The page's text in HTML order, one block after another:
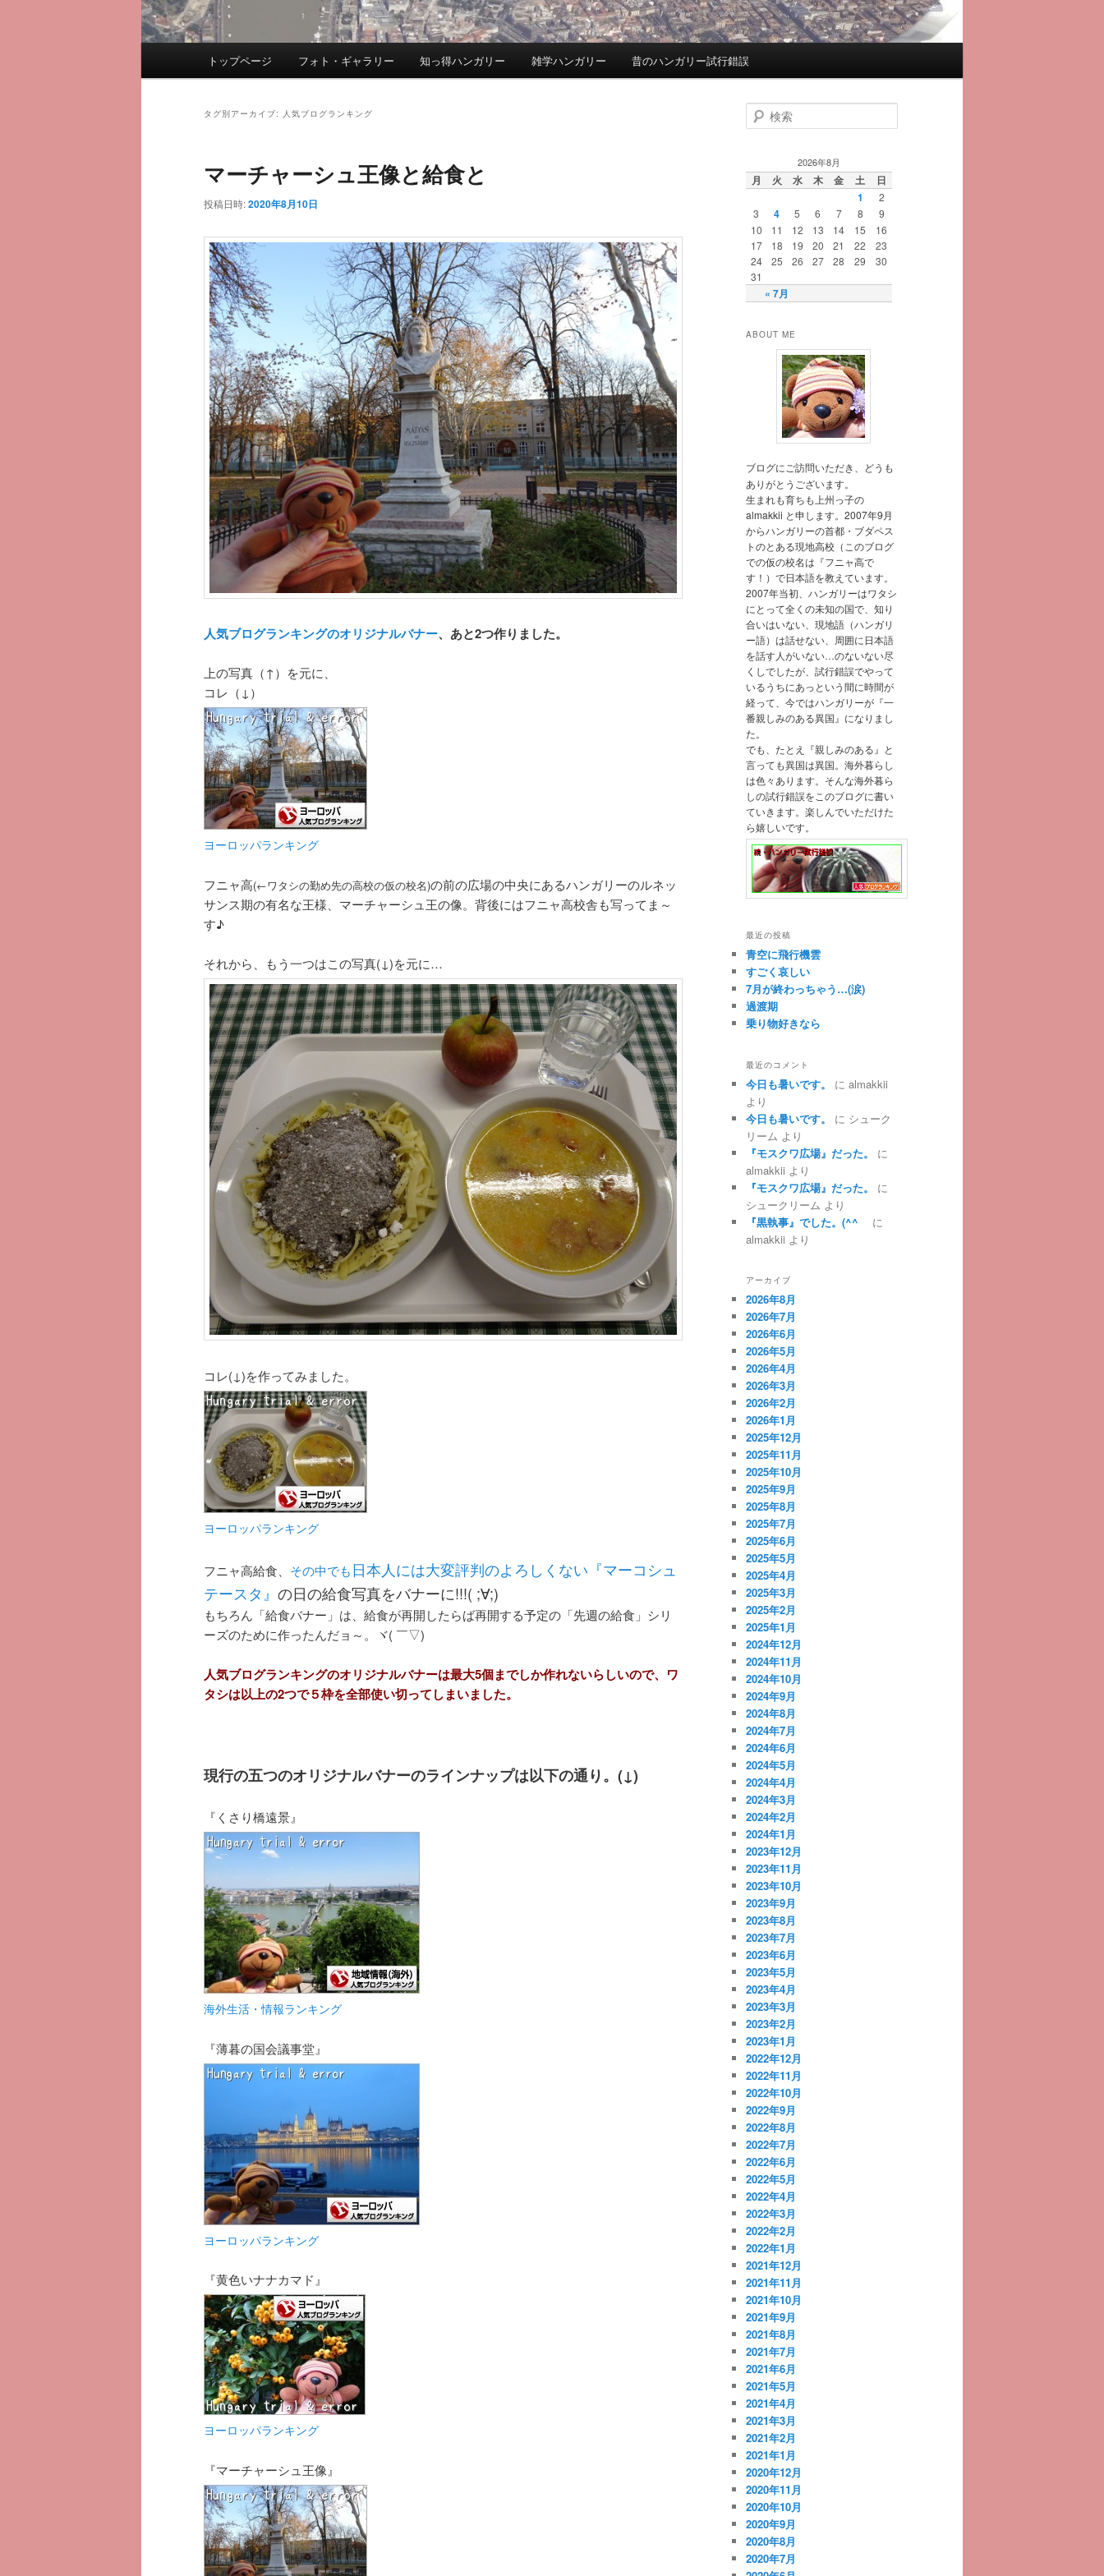
メ
テ
ン
ツ
へ
移
動
サ
ン
ツ
へ
移
動
トップページ フォト・ギャラリー 知っ得ハンガリー 雑学ハンガリー 昔のハンガリー試行錯誤
タグ別アーカイブ: 人気ブログランキング
マーチャーシュ王像と給食と
投稿日時:2020年8月10日
人気ブログランキングのオリジナルバナー、あと2つ作りました。
上の写真（↑）を元に、
コレ（↓）
ヨーロッパランキング
フニャ高(←ワタシの勤め先の高校の仮の校名)の前の広場の中央にあるハンガリーのルネッ
サンス期の有名な王様、マーチャーシュ王の像。背後にはフニャ高校舎も写ってま～
す♪
それから、もう一つはこの写真(↓)を元に…
コレ(↓)を作ってみました。
ヨーロッパランキング
フニャ高給食、 その中でも日本人には大変評判のよろしくない『マーコシュ
テースタ』 の日の給食写真をバナーに!!!( ;∀;)
もちろん「給食バナー」は、給食が再開したらば再開する予定の「先週の給食」シリ
ーズのために作ったんだョ～。ヾ( ￣▽)ゞ
人気ブログランキングのオリジナルバナーは最大5個までしか作れないらしいので、ワ
タシは以上の2つで５枠を全部使い切ってしまいました。
現行の五つのオリジナルバナーのラインナップは以下の通り。(↓)
『くさり橋遠景』
海外生活・情報ランキング
『薄暮の国会議事堂』
ヨーロッパランキング
『黄色いナナカマド』
ヨーロッパランキング
『マーチャーシュ王像』
検
索
2026年8月
月 火 水 木 金 土 日
« 7月
1
2
3
4 5 6 7 8
9
10
11 12 13 14 15
16
17
18 19 20 21 22
23
24
25 26 27 28 29
30
31
ABOUT ME
ブログにご訪問いただき、どうも
ありがとうございます。
生まれも育ちも上州っ子の
almakkii と申します。2007年9月
からハンガリーの首都・ブダペス
トのとある現地高校（このブログ
での仮の校名は『フニャ高で
す！）で日本語を教えています。
2007年当初、ハンガリーはワタシ
にとって全くの未知の国で、知り
合いはいない、現地語（ハンガリ
ー語）は話せない、周囲に日本語
を話す人がいない…のないない尽
くしでしたが、試行錯誤でやって
いるうちにあっという間に時間が
経って、今ではハンガリーが『一
番親しみのある異国』になりまし
た。
でも、たとえ『親しみのある』と
言っても異国は異国。海外暮らし
は色々あります。そんな海外暮ら
しの試行錯誤をこのブログに書い
ていきます。楽しんでいただけた
ら嬉しいです。
最近の投稿
青空に飛行機雲
すごく哀しい
7月が終わっちゃう…(涙)
過渡期
乗り物好きなら
最近のコメント
今日も暑いです。 に almakkii
より
今日も暑いです。
に シューク
リーム より
『モスクワ広場』だった。
に
almakkii より
『モスクワ広場』だった。
に
シュークリーム より
『黒執事』でした。(^^ゞ
に
almakkii より
アーカイブ
2026年8月
2026年7月
2026年6月
2026年5月
2026年4月
2026年3月
2026年2月
2026年1月
2025年12月
2025年11月
2025年10月
2025年9月
2025年8月
2025年7月
2025年6月
2025年5月
2025年4月
2025年3月
2025年2月
2025年1月
2024年12月
2024年11月
2024年10月
2024年9月
2024年8月
2024年7月
2024年6月
2024年5月
2024年4月
2024年3月
2024年2月
2024年1月
2023年12月
2023年11月
2023年10月
2023年9月
2023年8月
2023年7月
2023年6月
2023年5月
2023年4月
2023年3月
2023年2月
2023年1月
2022年12月
2022年11月
2022年10月
2022年9月
2022年8月
2022年7月
2022年6月
2022年5月
2022年4月
2022年3月
2022年2月
2022年1月
2021年12月
2021年11月
2021年10月
2021年9月
2021年8月
2021年7月
2021年6月
2021年5月
2021年4月
2021年3月
2021年2月
2021年1月
2020年12月
2020年11月
2020年10月
2020年9月
2020年8月
2020年7月